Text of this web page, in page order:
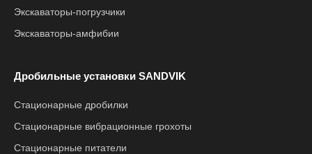
Экскаваторы-погрузчики
Экскаваторы-амфибии
Дробильные установки SANDVIK
Стационарные дробилки
Стационарные вибрационные грохоты
Стационарные питатели